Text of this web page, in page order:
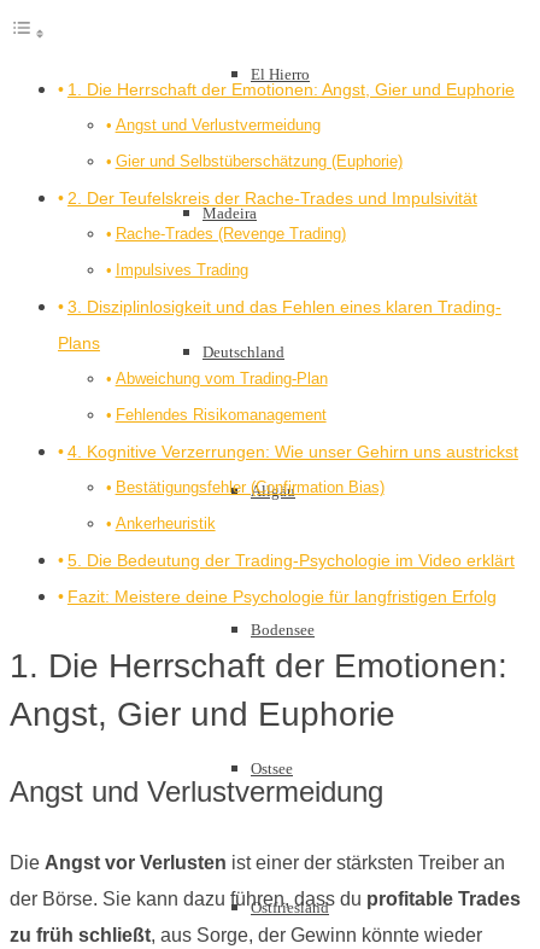
El Hierro
Madeira
Deutschland
Allgäu
Bodensee
Ostsee
Ostfriesland
1. Die Herrschaft der Emotionen: Angst, Gier und Euphorie
Angst und Verlustvermeidung
Gier und Selbstüberschätzung (Euphorie)
2. Der Teufelskreis der Rache-Trades und Impulsivität
Rache-Trades (Revenge Trading)
Impulsives Trading
3. Disziplinlosigkeit und das Fehlen eines klaren Trading-
Plans
Abweichung vom Trading-Plan
Fehlendes Risikomanagement
4. Kognitive Verzerrungen: Wie unser Gehirn uns austrickst
Bestätigungsfehler (Confirmation Bias)
Ankerheuristik
5. Die Bedeutung der Trading-Psychologie im Video erklärt
Fazit: Meistere deine Psychologie für langfristigen Erfolg
1. Die Herrschaft der Emotionen:
Angst, Gier und Euphorie
Angst und Verlustvermeidung
Die Angst vor Verlusten ist einer der stärksten Treiber an
der Börse. Sie kann dazu führen, dass du profitable Trades
zu früh schließt, aus Sorge, der Gewinn könnte wieder